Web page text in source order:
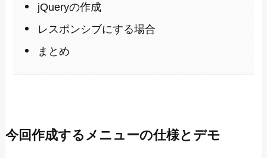
jQueryの作成
レスポンシブにする場合
まとめ
今回作成するメニューの仕様とデモ